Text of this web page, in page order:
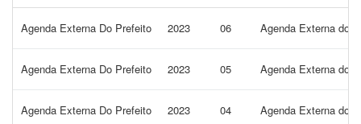
Agenda Externa Do Prefeito 2023 06 Agenda Externa do
Agenda Externa Do Prefeito 2023 05 Agenda Externa do
Agenda Externa Do Prefeito 2023 04 Agenda Externa do